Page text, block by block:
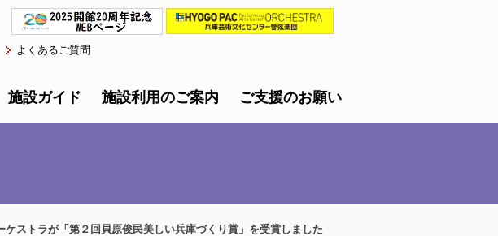
よくあるご質問
施設ガイド 施設利用のご案内 ご支援のお願い
ストラが「第２回貝原俊民美しい兵庫づくり賞」を受賞しました